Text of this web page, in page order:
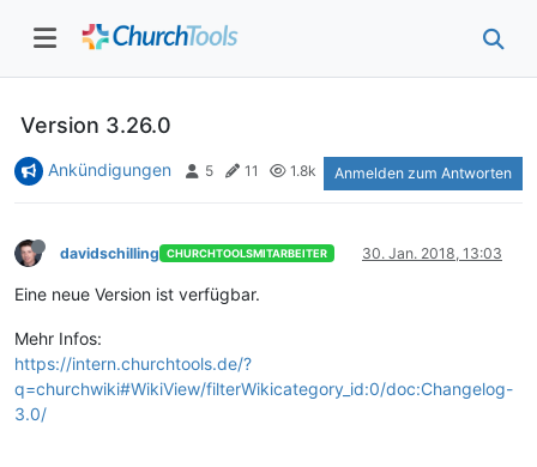
Version 3.26.0
Ankündigungen 5 11 1.8k Anmelden zum Antworten
davidschilling CHURCHTOOLSMITARBEITER 30. Jan. 2018, 13:03
Eine neue Version ist verfügbar.
Mehr Infos:
https://intern.churchtools.de/?
q=churchwiki#WikiView/filterWikicategory_id:0/doc:Changelog-
3.0/